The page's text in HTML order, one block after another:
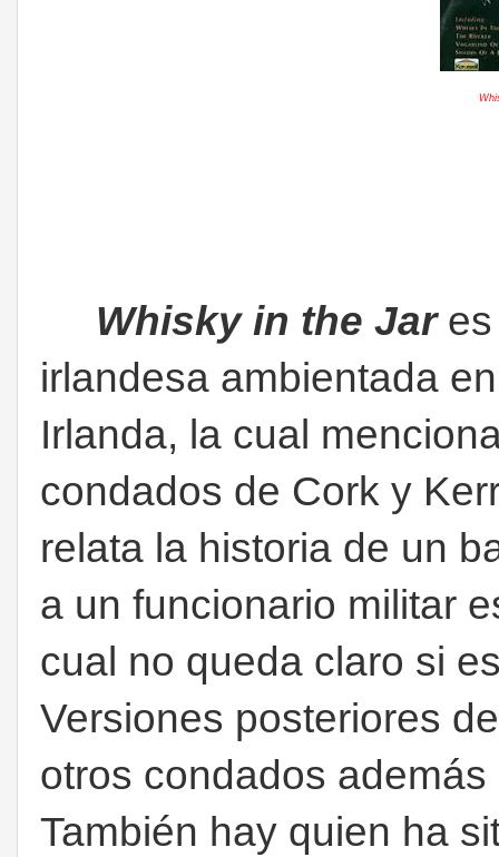
Whisky in the Jar
irlandesa ambientada
Irlanda, la cual
condados de Cork y
relata la historia de un
a un funcionario militar
cual no queda claro si
Versiones posteriores
otros condados
También hay quien ha